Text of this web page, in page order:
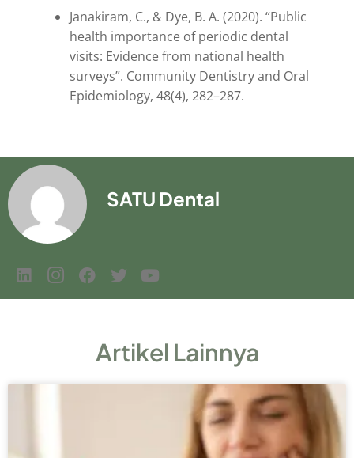
Janakiram, C., & Dye, B. A. (2020). “Public
health importance of periodic dental
visits: Evidence from national health
surveys”. Community Dentistry and Oral
Epidemiology, 48(4), 282–287.
SATU Dental
Artikel Lainnya